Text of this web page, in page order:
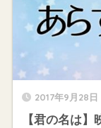
2017年9月28日
【君の名は